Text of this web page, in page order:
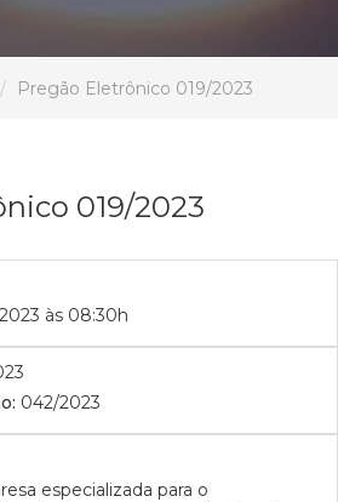
Pregão Eletrônico 019/2023
019/2023
às 08:30h
042/2023
especializada para o